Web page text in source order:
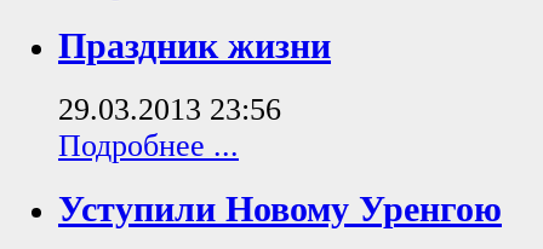
Праздник жизни
29.03.2013 23:56
Подробнее ...
Уступили Новому Уренгою